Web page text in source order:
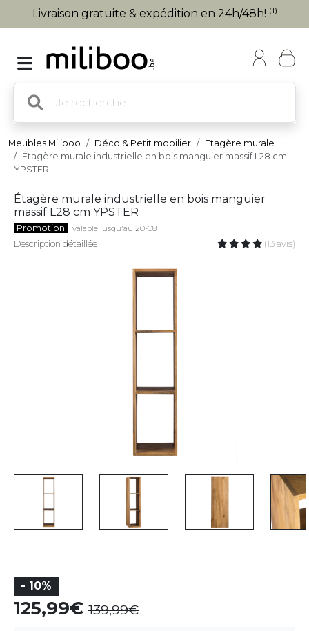
Livraison gratuite & expédition en 24h/48h! (1)
Meubles Miliboo Déco & Petit mobilier
Etagère murale
Étagère murale industrielle en bois manguier massif L28 cm
YPSTER
Étagère murale industrielle en bois manguier
massif L28 cm YPSTER
Promotion valable jusqu'au 20-08
Description détaillée (13 avis)
- 10%
125,99 139,99